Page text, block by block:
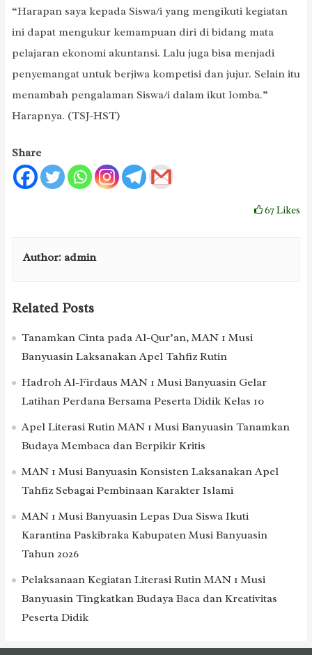
“Harapan saya kepada Siswa/i yang mengikuti kegiatan
ini dapat mengukur kemampuan diri di bidang mata
pelajaran ekonomi akuntansi. Lalu juga bisa menjadi
penyemangat untuk berjiwa kompetisi dan jujur. Selain itu
menambah pengalaman Siswa/i dalam ikut lomba.”
Harapnya. (TSJ-HST)
Share
67Likes
Author: admin
Related Posts
Tanamkan Cinta pada Al-Qur’an, MAN 1 Musi
Banyuasin Laksanakan Apel Tahfiz Rutin
Hadroh Al-Firdaus MAN 1 Musi Banyuasin Gelar
Latihan Perdana Bersama Peserta Didik Kelas 10
Apel Literasi Rutin MAN 1 Musi Banyuasin Tanamkan
Budaya Membaca dan Berpikir Kritis
MAN 1 Musi Banyuasin Konsisten Laksanakan Apel
Tahfiz Sebagai Pembinaan Karakter Islami
MAN 1 Musi Banyuasin Lepas Dua Siswa Ikuti
Karantina Paskibraka Kabupaten Musi Banyuasin
Tahun 2026
Pelaksanaan Kegiatan Literasi Rutin MAN 1 Musi
Banyuasin Tingkatkan Budaya Baca dan Kreativitas
Peserta Didik